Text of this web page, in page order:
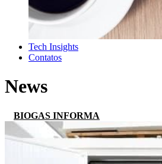
Tech Insights
Contatos
News
BIOGAS INFORMA